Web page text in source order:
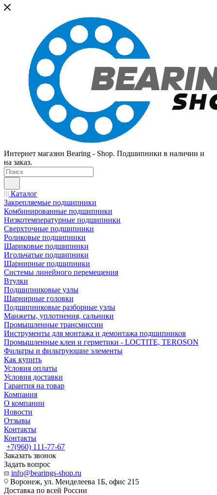
Интернет магазин Bearing - Shop. Подшипники в наличии и
на заказ.
Каталог
Закрепляемые подшипники
Комбинированные подшипники
Низкотемпературные подшипники
Сверхточные подшипники
Роликовые подшипники
Шариковые подшипники
Игольчатые подшипники
Шарнирные подшипники
Системы линейного перемещения
Втулки
Подшипниковые узлы
Шарнирные головки
Подшипниковые разборные узлы
Манжеты, уплотнения, сальники
Промышленные трансмиссии
Инструменты для монтажа и демонтажа подшипников
Промышленные клеи и герметики - LOCTITE, TEROSON
Фильтры и фильтрующие элементы
Как купить
Условия оплаты
Условия доставки
Гарантия на товар
Компания
О компании
Новости
Отзывы
Контакты
Контакты
+7(960) 111-77-67
Заказать звонок
Задать вопрос
info@bearings-shop.ru
Воронеж, ул. Менделеева 1Б, офис 215
Доставка по всей России